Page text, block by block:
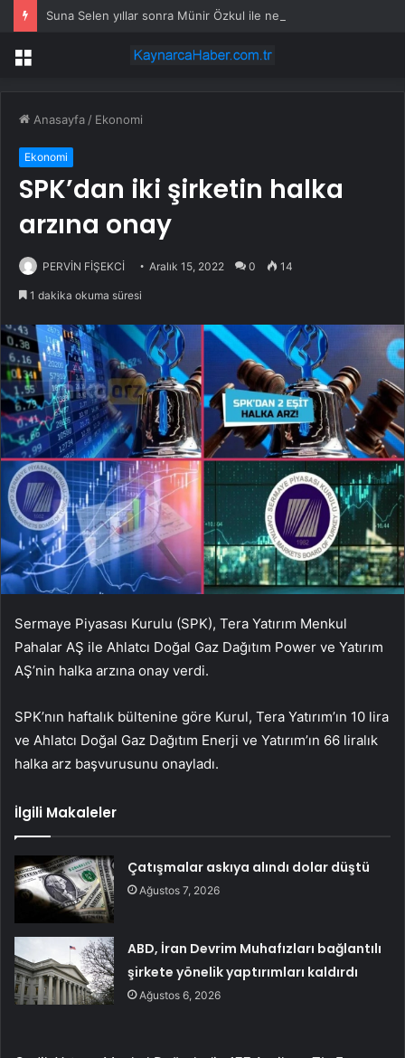
Menü
Anasayfa / Ekonomi
Ekonomi
SPK’dan iki şirketin halka
arzına onay
PERVİN FİŞEKCİ Aralık 15, 2022 0 14
1 dakika okuma süresi
Sermaye Piyasası Kurulu (SPK), Tera Yatırım Menkul
Pahalar AŞ ile Ahlatcı Doğal Gaz Dağıtım Power ve Yatırım
AŞ’nin halka arzına onay verdi.
SPK’nın haftalık bültenine göre Kurul, Tera Yatırım’ın 10 lira
ve Ahlatcı Doğal Gaz Dağıtım Enerji ve Yatırım’ın 66 liralık
halka arz başvurusunu onayladı.
İlgili Makaleler
Çatışmalar askıya alındı dolar düştü
Ağustos 7, 2026
ABD, İran Devrim Muhafızları bağlantılı
şirkete yönelik yaptırımları kaldırdı
Ağustos 6, 2026